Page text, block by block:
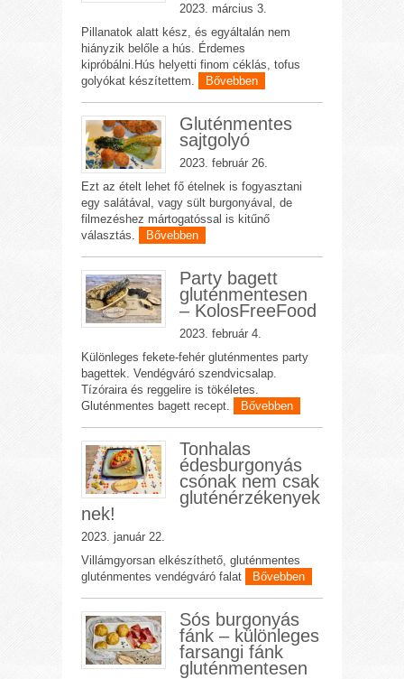
2023. március 3.
Pillanatok alatt kész, és egyáltalán nem
hiányzik belőle a hús. Érdemes
kipróbálni.Hús helyetti finom céklás, tofus
golyókat készítettem.
Bővebben
Gluténmentes
sajtgolyó
2023. február 26.
Ezt az ételt lehet fő ételnek is fogyasztani
egy salátával, vagy sült burgonyával, de
filmezéshez mártogatóssal is kitűnő
választás.
Bővebben
Party bagett
gluténmentesen
– KolosFreeFood
2023. február 4.
Különleges fekete-fehér gluténmentes party
bagettek. Vendégváró szendvicsalap.
Tízóraira és reggelire is tökéletes.
Gluténmentes bagett recept.
Bővebben
Tonhalas
édesburgonyás
csónak nem csak
gluténérzékenyek
nek!
2023. január 22.
Villámgyorsan elkészíthető, gluténmentes
gluténmentes vendégváró falat
Bővebben
Sós burgonyás
fánk – különleges
farsangi fánk
gluténmentesen